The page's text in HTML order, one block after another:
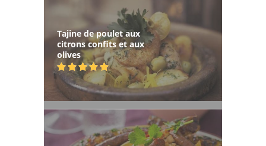
Tajine de poulet aux
citrons confits et aux
olives